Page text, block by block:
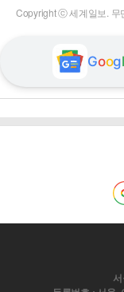
Copyright ⓒ 세계일보. 무
Googl